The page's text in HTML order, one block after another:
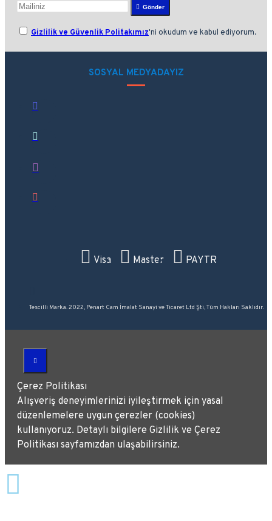
Gönder
Gizlilik ve Güvenlik Politakımız'ni okudum ve kabul ediyorum.
SOSYAL MEDYADAYIZ
Visa Master PAYTR
Tescilli Marka. 2022, Penart Cam İmalat Sanayi ve Ticaret Ltd Şti, Tüm Hakları Saklıdır.
Çerez Politikası
Alışveriş deneyimlerinizi iyileştirmek için yasal
düzenlemelere uygun çerezler (cookies)
kullanıyoruz. Detaylı bilgilere Gizlilik ve Çerez
Politikası sayfamızdan ulaşabilirsiniz.